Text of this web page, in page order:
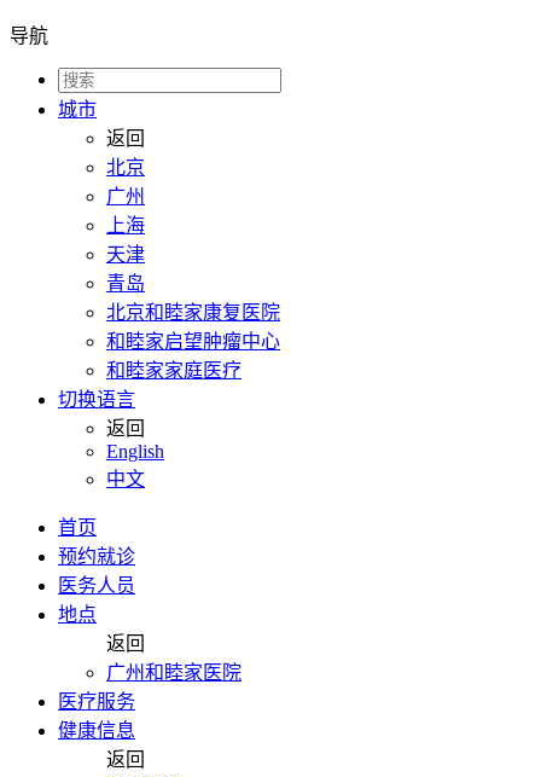
导航
城市
返回
北京
广州
上海
天津
青岛
北京和睦家康复医院
和睦家启望肿瘤中心
和睦家家庭医疗
切换语言
返回
English
中文
首页
预约就诊
医务人员
地点
返回
广州和睦家医院
医疗服务
健康信息
返回